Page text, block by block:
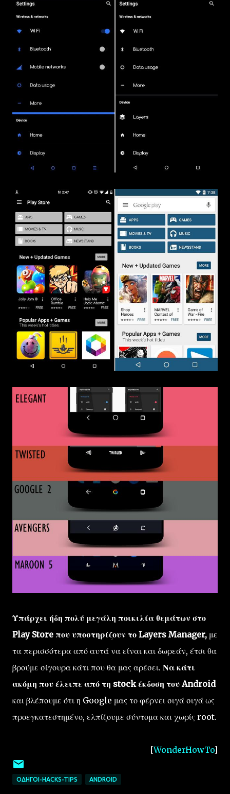
Υπάρχει ήδη πολύ μεγάλη ποικιλία θεμάτων στο
Play Store που υποστηρίζουν το Layers Manager, με
τα περισσότερα από αυτά να είναι και δωρεάν, έτσι θα
βρούμε σίγουρα κάτι που θα μας αρέσει. Να κάτι
ακόμη που έλειπε από τη stock έκδοση του Android
και βλέπουμε ότι η Google μας το φέρνει σιγά σιγά ως
προεγκατεστημένο, ελπίζουμε σύντομα και χωρίς root.
[WonderHowTo]
ΟΔΗΓΟΊ-HACKS-TIPS ANDROID